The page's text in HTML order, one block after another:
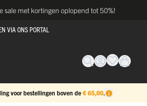
sale met kortingen oplopend tot 50%!
VIA ONS PORTAL
voor bestellingen boven de € 65,00.